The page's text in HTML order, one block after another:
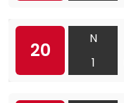
20
N
1